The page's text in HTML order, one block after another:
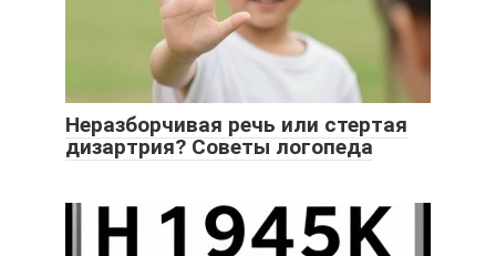
Неразборчивая речь или стертая
дизартрия? Советы логопеда